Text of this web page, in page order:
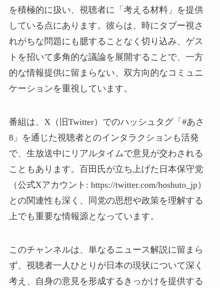
を積極的に扱い、視聴者に「考える材料」を提供
している点にあります。彼らは、時にタブー視さ
れがちな問題にも臆することなく切り込み、ゲス
トを招いて多角的な議論を展開することで、一方
的な情報提供に留まらない、双方向的なコミュニ
ケーションを重視しています。
番組は、X（旧Twitter）でのハッシュタグ「#あさ
8」を通じた視聴者とのインタラクションも活発
で、生放送中にリアルタイムで意見が交わされる
こともあります。百田氏が立ち上げた日本保守党
（公式Xアカウント: https://twitter.com/hoshuto_jp）
との関連性も深く、同党の思想や政策を理解する
上でも重要な情報源となっています。
このチャンネルは、単なるニュース解説に留まら
ず、視聴者一人ひとりが日本の現状について深く
考え、自身の意見を形成するきっかけを提供する